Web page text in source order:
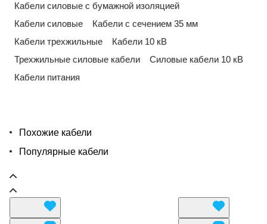
Кабели силовые с бумажной изоляцией
Кабели силовые
Кабели с сечением 35 мм
Кабели трехжильные
Кабели 10 кВ
Трехжильные силовые кабели
Силовые кабели 10 кВ
Кабели питания
Похожие кабели
Популярные кабели